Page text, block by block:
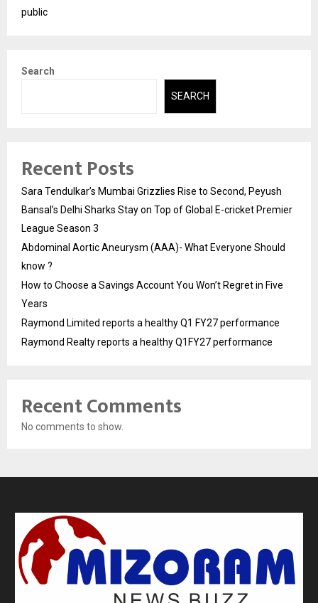
public
Search
SEARCH
Recent Posts
Sara Tendulkar’s Mumbai Grizzlies Rise to Second, Peyush
Bansal’s Delhi Sharks Stay on Top of Global E-cricket Premier
League Season 3
Abdominal Aortic Aneurysm (AAA)- What Everyone Should
know ?
How to Choose a Savings Account You Won’t Regret in Five
Years
Raymond Limited reports a healthy Q1 FY27 performance
Raymond Realty reports a healthy Q1FY27 performance
Recent Comments
No comments to show.